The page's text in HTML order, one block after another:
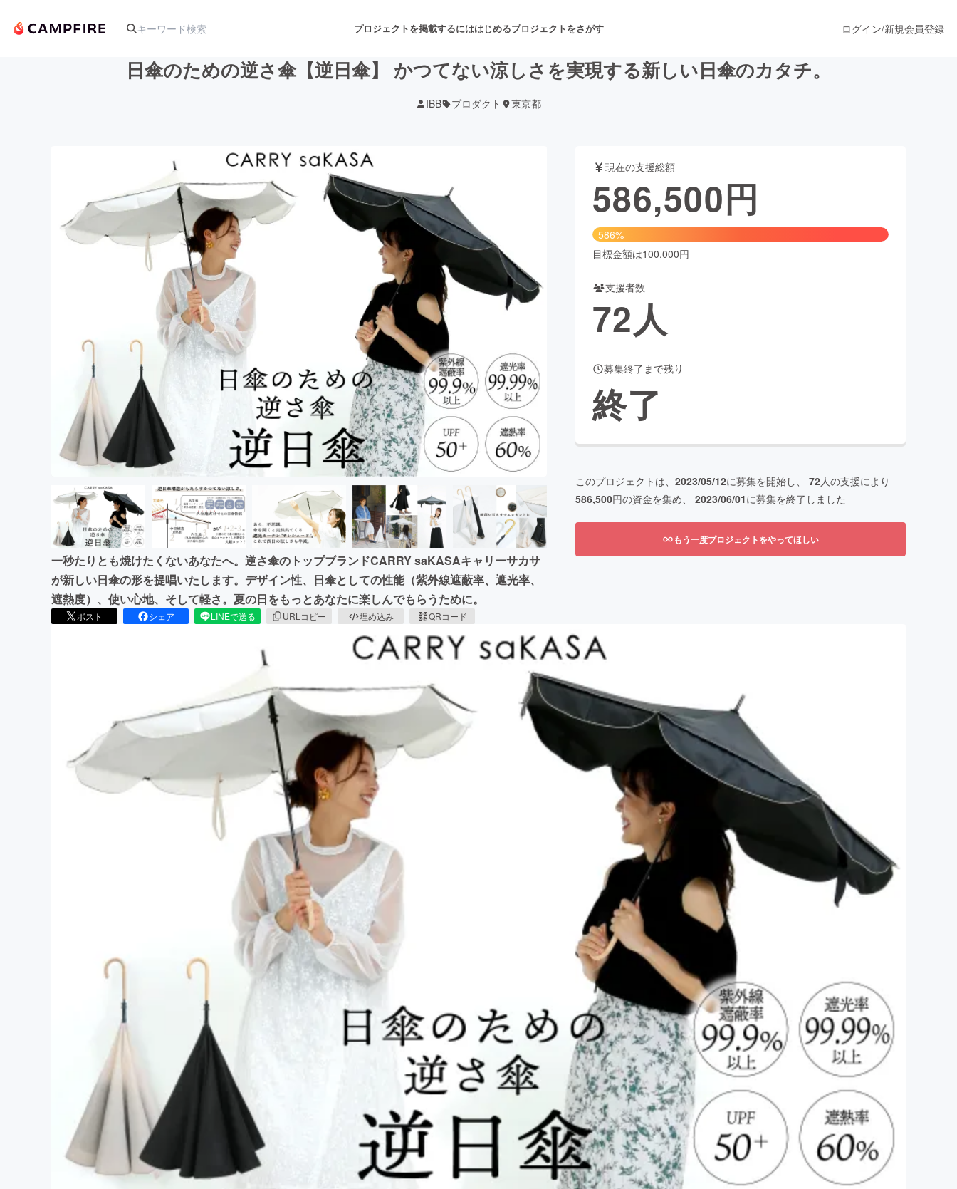
プロジェクトを掲載するにははじめるプロジェクトをさがす
アート・写真 音楽 舞台・パフォーマンス
テクノロジー・ガジェット ゲーム・サービス開発 ファッション
映像・映画 書籍・雑誌出版
ビジネス・起業 チャレンジ ビューティー・ヘルスケア
まちづくり・地域活性化
CAMPFIRE for Social GoodCAMPFIRE Creation
CAMPFIREふるさと納税
machi-ya コミュニティ
ログイン/新規会員登録
日傘のための逆さ傘【逆日傘】 かつてない涼しさを実現する新しい日傘のカタチ。
IBB プロダクト 東京都
一秒たりとも焼けたくないあなたへ。逆さ傘のトップブランドCARRY saKASAキャリーサカサ
が新しい日傘の形を提唱いたします。デザイン性、日傘としての性能（紫外線遮蔽率、遮光率、
遮熱度）、使い心地、そして軽さ。夏の日をもっとあなたに楽しんでもらうために。
ポスト シェア LINEで送る URLコピー 埋め込み QRコード
現在の支援総額
586,500円
586%
目標金額は100,000円
支援者数
72人
募集終了まで残り
終了
このプロジェクトは、 2023/05/12に募集を開始し、 72人の支援により
586,500円の資金を集め、 2023/06/01に募集を終了しました
もう一度プロジェクトをやってほしい